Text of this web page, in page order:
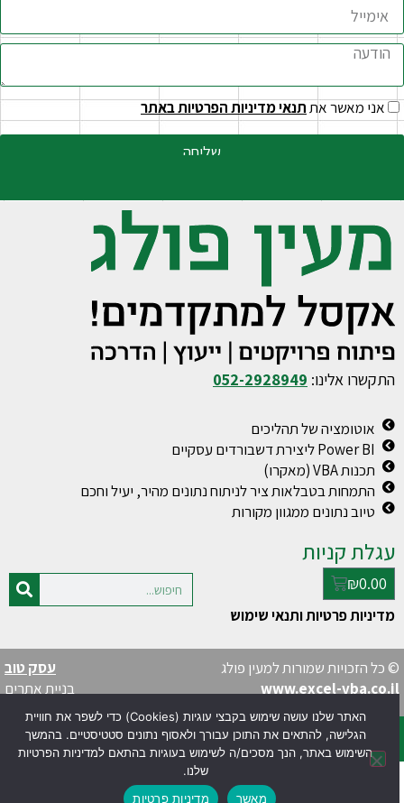
אני מאשר אתתנאי מדיניות הפרטיות באתר
שליחה
התקשרו אלינו: 052-2928949
אוטומציה של תהליכים
Power BI ליצירת דשבורדים עסקיים
תכנות VBA (מאקרו)
התמחות בטבלאות ציר לניתוח נתונים מהיר, יעיל וחכם
טיוב נתונים ממגוון מקורות
עגלת קניות
₪0.00
מדיניות פרטיות ותנאי שימוש
© כל הזכויות שמורות למעין פולג
www.excel-vba.co.il
עסק טוב
בניית אתרים
האתר שלנו עושה שימוש בקבצי עוגיות (Cookies) כדי לשפר את חוויית
הגלישה, להתאים את התוכן עבורך ולאסוף נתונים סטטיסטיים. בהמשך
השימוש באתר, הנך מסכים/ה לשימוש בעוגיות בהתאם למדיניות הפרטיות
שלנו.
מאשר
מדיניות פרטיות